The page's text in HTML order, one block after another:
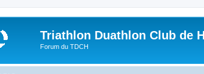
Triathlon Duathlon Club de
Forum du TDCH